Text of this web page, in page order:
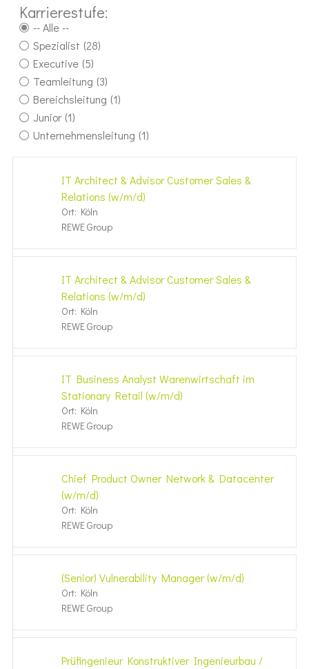
Karrierestufe:
-- Alle --
Spezialist (28)
Executive (5)
Teamleitung (3)
Bereichsleitung (1)
Junior (1)
Unternehmensleitung (1)
IT Architect & Advisor Customer Sales &
Relations (w/m/d)
Ort: Köln
REWE Group
IT Architect & Advisor Customer Sales &
Relations (w/m/d)
Ort: Köln
REWE Group
IT Business Analyst Warenwirtschaft im
Stationary Retail (w/m/d)
Ort: Köln
REWE Group
Chief Product Owner Network & Datacenter
(w/m/d)
Ort: Köln
REWE Group
(Senior) Vulnerability Manager (w/m/d)
Ort: Köln
REWE Group
Prüfingenieur Konstruktiver Ingenieurbau /